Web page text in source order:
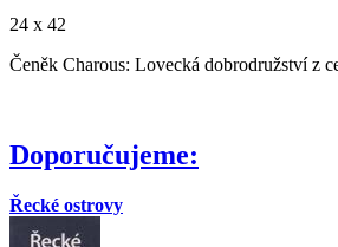
24 x 42
Čeněk Charous: Lovecká dobrodružství z
Doporučujeme:
Řecké ostrovy